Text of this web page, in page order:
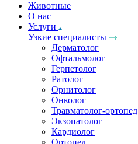
Животные
О нас
Услуги
Узкие специалисты
Дерматолог
Офтальмолог
Герпетолог
Ратолог
Орнитолог
Онколог
Травматолог-ортопед
Экзопатолог
Кардиолог
Ортопед